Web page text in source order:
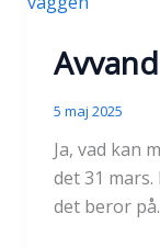
5 maj 2025
Ja, vad kan
det 31
det beror på.